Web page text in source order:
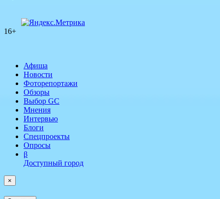
16+
Афиша
Новости
Фоторепортажи
Обзоры
Выбор GC
Мнения
Интервью
Блоги
Спецпроекты
Опросы
β
Доступный город
×